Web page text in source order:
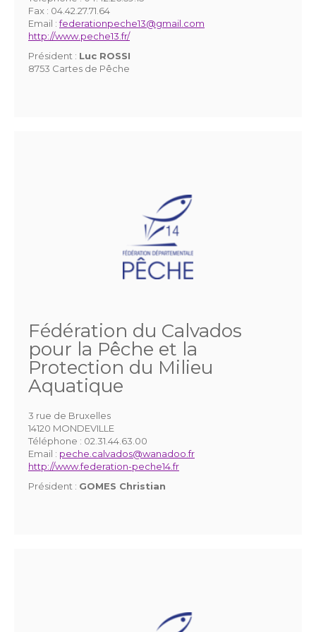
Fax : 04.42.27.71.64
Email :federationpeche13@gmail.com
http://www.peche13.fr/
Président : Luc ROSSI
8753 Cartes de Pêche
Fédération du Calvados
pour la Pêche et la
Protection du Milieu
Aquatique
3 rue de Bruxelles
14120 MONDEVILLE
Téléphone : 02.31.44.63.00
Email : peche.calvados@wanadoo.fr
http://www.federation-peche14.fr
Président : GOMES Christian